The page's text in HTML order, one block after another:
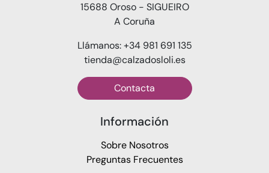
15688 Oroso - SIGUEIRO
A Coruña
Llámanos: +34 981 691 135
tienda@calzadosloli.es
Contacta
Información
Sobre Nosotros
Preguntas Frecuentes